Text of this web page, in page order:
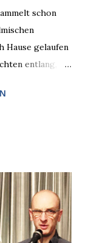
schon
Hause gelaufen
entlang, als
an das
lächelten
zu ihm, “im
ich!”,
im Blick!”